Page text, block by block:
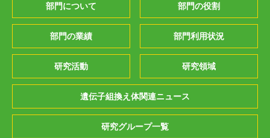
部門について 部門の役割
部門の業績 部門利用状況
研究活動 研究領域
遺伝子組換え体関連ニュース
研究グループ一覧